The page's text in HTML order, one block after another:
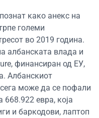
како анекс на
големи
во 2019 година.
албанската влада и
финансиран од ЕУ,
Албанскиот
може да се пофали
евра, која
и баркодови, лаптоп